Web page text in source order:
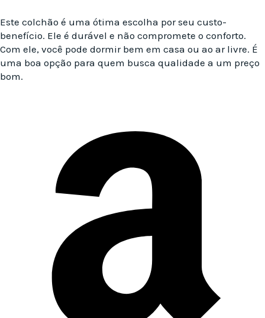
Este colchão é uma ótima escolha por seu custo-
benefício. Ele é durável e não compromete o conforto.
Com ele, você pode dormir bem em casa ou ao ar livre. É
uma boa opção para quem busca qualidade a um preço
bom.